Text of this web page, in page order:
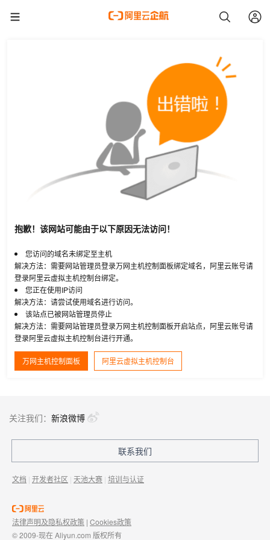
抱歉！该网站可能由于以下原因无法访问！
您访问的域名未绑定至主机
解决方法：需要网站管理员登录万网主机控制面板绑定域名，阿里云账号请
登录阿里云虚拟主机控制台绑定。
您正在使用IP访问
解决方法：请尝试使用域名进行访问。
该站点已被网站管理员停止
解决方法：需要网站管理员登录万网主机控制面板开启站点，阿里云账号请
登录阿里云虚拟主机控制台进行开通。
万网主机控制面板 阿里云虚拟主机控制台